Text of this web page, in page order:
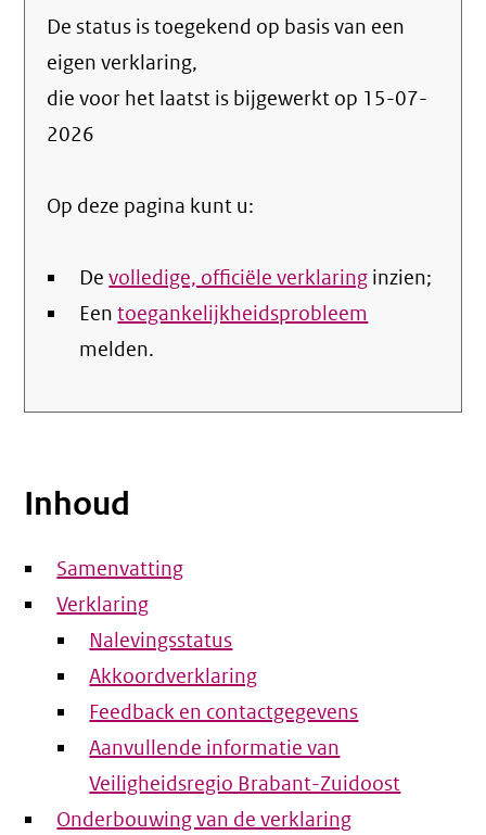
over
De status is toegekend op basis van een
eigen verklaring,
die voor het laatst is bijgewerkt op 15-07-
2026
Op deze pagina kunt u:
Devolledige, officiële verklaring inzien;
Eentoegankelijkheidsprobleem
melden.
Inhoud
Samenvatting
Verklaring
Nalevingsstatus
Akkoordverklaring
Feedback en contactgegevens
Aanvullende informatie van
Veiligheidsregio Brabant-Zuidoost
Onderbouwing van de verklaring